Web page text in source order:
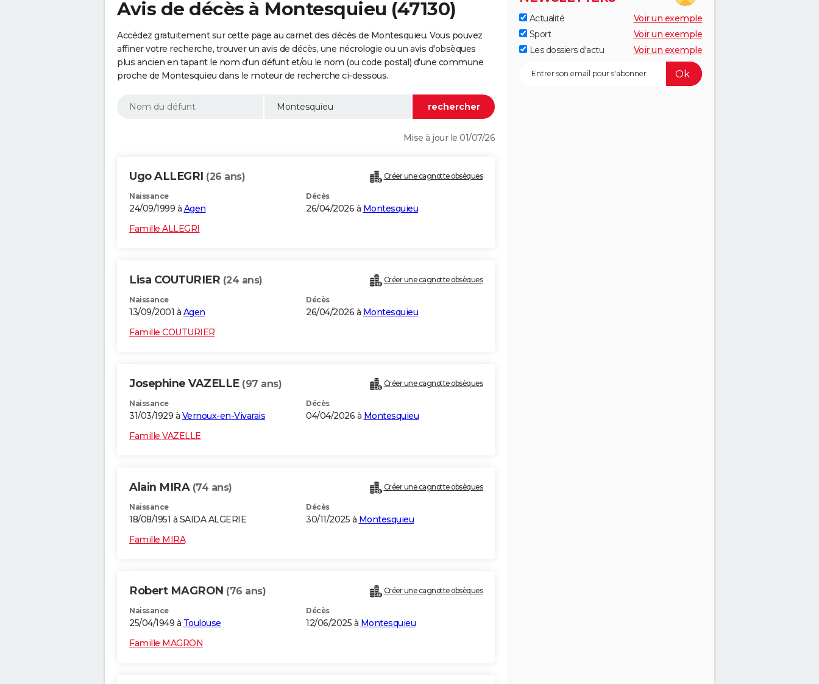
Avis de décès à Montesquieu (47130)
Accédez gratuitement sur cette page au carnet des décès de Montesquieu. Vous pouvez
affiner votre recherche, trouver un avis de décès, une nécrologie ou un avis d'obsèques
plus ancien en tapant le nom d'un défunt et/ou le nom (ou code postal) d'une commune
proche de Montesquieu dans le moteur de recherche ci-dessous.
Mise à jour le 01/07/26
Ugo ALLEGRI (26 ans) Créer une cagnotte obsèques
Naissance
24/09/1999 à Agen
Décès
26/04/2026 à Montesquieu
Famille ALLEGRI
Lisa COUTURIER (24 ans) Créer une cagnotte obsèques
Naissance
13/09/2001 à Agen
Décès
26/04/2026 à Montesquieu
Famille COUTURIER
Josephine VAZELLE (97 ans) Créer une cagnotte obsèques
Naissance
31/03/1929 à Vernoux-en-Vivarais
Décès
04/04/2026 à Montesquieu
Famille VAZELLE
Alain MIRA (74 ans) Créer une cagnotte obsèques
Naissance
18/08/1951 à SAIDA ALGERIE
Décès
30/11/2025 à Montesquieu
Famille MIRA
Robert MAGRON (76 ans) Créer une cagnotte obsèques
Naissance
25/04/1949 à Toulouse
Décès
12/06/2025 à Montesquieu
Famille MAGRON
Actualité
Voir un exemple
Sport
Voir un exemple
Les dossiers d'actu
Voir un exemple